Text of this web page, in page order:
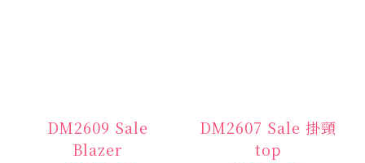
DM2609 Sale
Blazer
DM2607 Sale 掛頸
top